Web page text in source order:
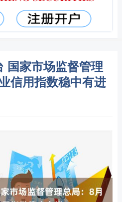
国家市场监督管理
信用指数稳中有进